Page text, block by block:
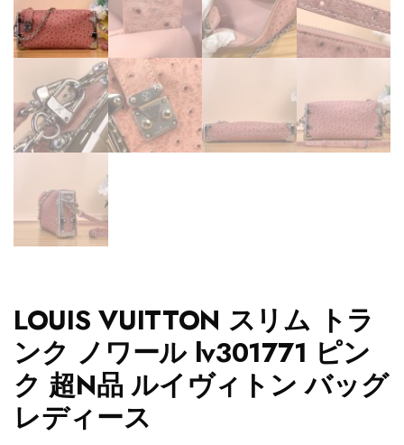
LOUIS VUITTON スリム トラ
ンク ノワール lv301771 ピン
ク 超N品 ルイヴィトン バッグ
レディース